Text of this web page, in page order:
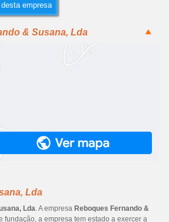
empresa
& Susana, Lda
Lda
Lda. A empresa Reboques Fernando &
fundação, a empresa tem estado a exercer a